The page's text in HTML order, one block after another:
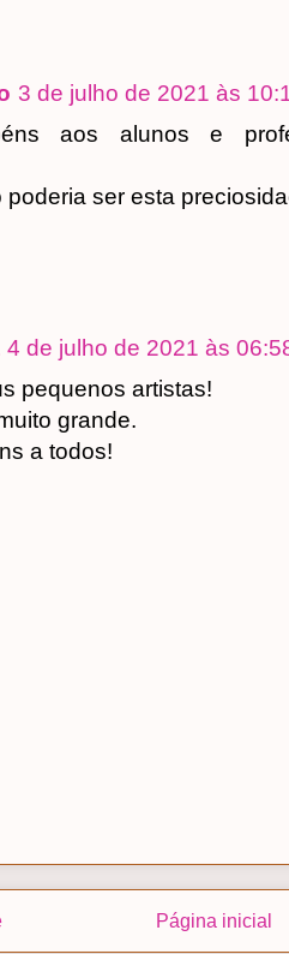
3 de julho de 2021 às
aos alunos e
poderia ser esta
4 de julho de 2021 às
pequenos artistas!
grande.
a todos!
Página inicial